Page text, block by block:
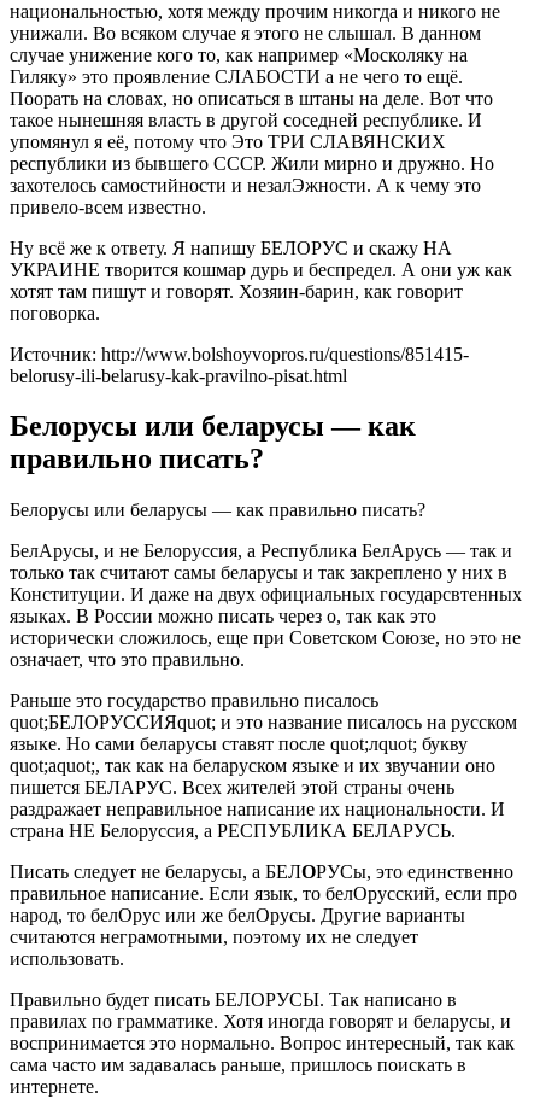
национальностью, хотя между прочим никогда и никого не
унижали. Во всяком случае я этого не слышал. В данном
случае унижение кого то, как например «Москоляку на
Гиляку» это проявление СЛАБОСТИ а не чего то ещё.
Поорать на словах, но описаться в штаны на деле. Вот что
такое нынешняя власть в другой соседней республике. И
упомянул я её, потому что Это ТРИ СЛАВЯНСКИХ
республики из бывшего СССР. Жили мирно и дружно. Но
захотелось самостийности и незалЭжности. А к чему это
привело-всем известно.
Ну всё же к ответу. Я напишу БЕЛОРУС и скажу НА
УКРАИНЕ творится кошмар дурь и беспредел. А они уж как
хотят там пишут и говорят. Хозяин-барин, как говорит
поговорка.
Источник: http://www.bolshoyvopros.ru/questions/851415-
belorusy-ili-belarusy-kak-pravilno-pisat.html
Белорусы или беларусы — как
правильно писать?
Белорусы или беларусы — как правильно писать?
БелАрусы, и не Белоруссия, а Республика БелАрусь — так и
только так считают самы беларусы и так закреплено у них в
Конституции. И даже на двух официальных государсвтенных
языках. В России можно писать через о, так как это
исторически сложилось, еще при Советском Союзе, но это не
означает, что это правильно.
Раньше это государство правильно писалось
quot;БЕЛОРУССИЯquot; и это название писалось на русском
языке. Но сами беларусы ставят после quot;лquot; букву
quot;аquot;, так как на беларуском языке и их звучании оно
пишется БЕЛАРУС. Всех жителей этой страны очень
раздражает неправильное написание их национальности. И
страна НЕ Белоруссия, а РЕСПУБЛИКА БЕЛАРУСЬ.
Писать следует не беларусы, а БЕЛОРУСы, это единственно
правильное написание. Если язык, то белОрусский, если про
народ, то белОрус или же белОрусы. Другие варианты
считаются неграмотными, поэтому их не следует
использовать.
Правильно будет писать БЕЛОРУСЫ. Так написано в
правилах по грамматике. Хотя иногда говорят и беларусы, и
воспринимается это нормально. Вопрос интересный, так как
сама часто им задавалась раньше, пришлось поискать в
интернете.